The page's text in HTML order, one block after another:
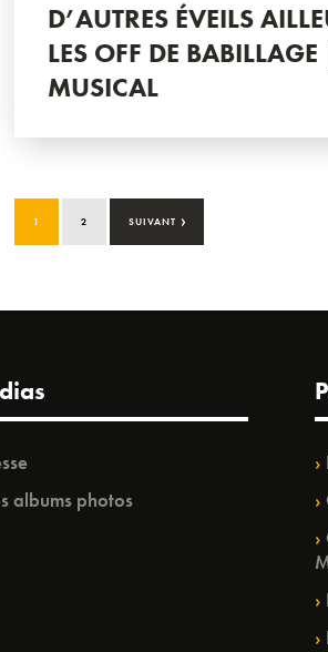
D’AUTRES ÉVEILS
LES OFF DE
MUSICAL
1 2 SUIVANT ›
albums photos